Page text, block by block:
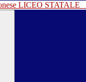
LICEO STATALE